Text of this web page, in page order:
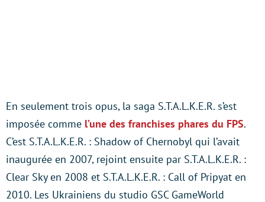
En seulement trois opus, la saga S.T.A.L.K.E.R. s’est
imposée comme l’une des franchises phares du FPS.
C’est S.T.A.L.K.E.R. : Shadow of Chernobyl qui l’avait
inaugurée en 2007, rejoint ensuite par S.T.A.L.K.E.R. :
Clear Sky en 2008 et S.T.A.L.K.E.R. : Call of Pripyat en
2010. Les Ukrainiens du studio GSC GameWorld